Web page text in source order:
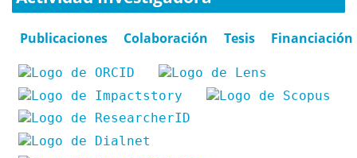
Publicaciones Colaboración Tesis Financiación